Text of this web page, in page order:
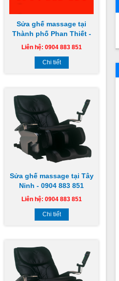
Sửa ghế massage tại
Thành phố Phan Thiết -
Bình Thuận tại nhà uy
tín giá rẻ chuyên nghiệp
Liên hệ: 0904 883 851
Chi tiết
Sửa ghế massage tại Tây
Ninh - 0904 883 851
Liên hệ: 0904 883 851
Chi tiết